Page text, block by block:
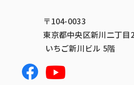
〒104-0033
東京都中央区新川二丁目
いちご新川ビル 5階